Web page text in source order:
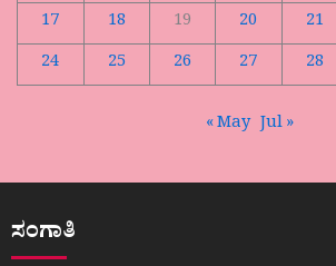
17
18 19 20 21
24
25 26 27 28
« May Jul »
ಸಂಗಾತಿ